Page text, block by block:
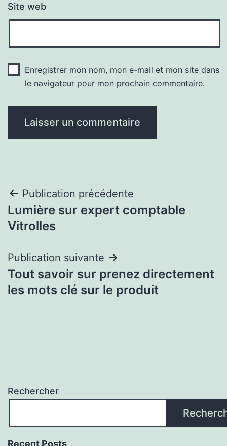
Site web
Enregistrer mon nom, mon e-mail et mon site dans
le navigateur pour mon prochain commentaire.
Navigation
de
Publication précédente
Lumière sur expert comptable
Vitrolles
Publication suivante
Tout savoir sur prenez directement
les mots clé sur le produit
Rechercher